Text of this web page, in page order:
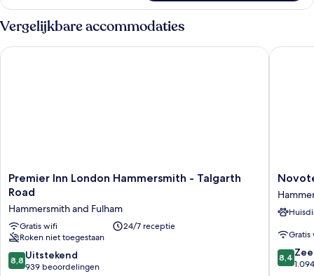
kamer
Vergelijkbare accommodaties
Premier
Inn
Hammersmith
-
Talgarth
Road
Hammersmith
Premier Inn London Hammersmith - Talgarth
Road
Hammersmith and Fulham
Gratis wifi
24/7 receptie
Roken niet toegestaan
8.8
van
8,8 Uitstekend
939 beoordelingen
Premier Inn London Hammersmith - Talgarth Road
Novotel
London
West
Fulham
Gratis
8.4
van
8,4
Novotel